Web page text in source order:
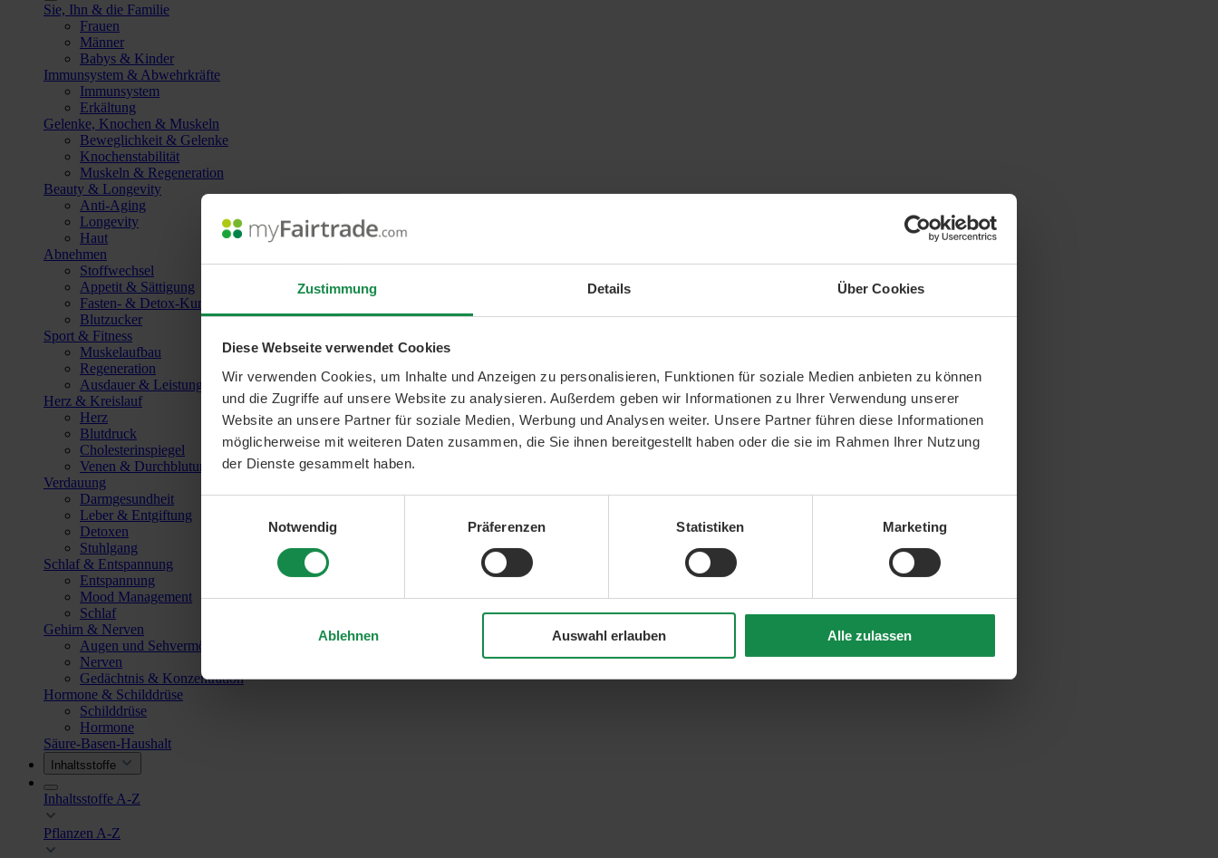
Zustimmung Details Über Cookies
Diese Webseite verwendet Cookies
Wir verwenden Cookies, um Inhalte und Anzeigen zu personalisieren, Funktionen für soziale Medien anbieten zu können
und die Zugriffe auf unsere Website zu analysieren. Außerdem geben wir Informationen zu Ihrer Verwendung unserer
Website an unsere Partner für soziale Medien, Werbung und Analysen weiter. Unsere Partner führen diese Informationen
möglicherweise mit weiteren Daten zusammen, die Sie ihnen bereitgestellt haben oder die sie im Rahmen Ihrer Nutzung
der Dienste gesammelt haben.
Notwendig
Präferenzen Statistiken Marketing
Ablehnen Auswahl erlauben Alle zulassen
Sie, Ihn & die Familie
Frauen
Männer
Babys & Kinder
Immunsystem & Abwehrkräfte
Immunsystem
Erkältung
Gelenke, Knochen & Muskeln
Beweglichkeit & Gelenke
Knochenstabilität
Muskeln & Regeneration
Beauty & Longevity
Anti-Aging
Longevity
Haut
Abnehmen
Stoffwechsel
Appetit & Sättigung
Fasten- & Detox-Kuren
Blutzucker
Sport & Fitness
Muskelaufbau
Regeneration
Ausdauer & Leistungssteigerung
Herz & Kreislauf
Herz
Blutdruck
Cholesterinspiegel
Venen & Durchblutung
Verdauung
Darmgesundheit
Leber & Entgiftung
Detoxen
Stuhlgang
Schlaf & Entspannung
Entspannung
Mood Management
Schlaf
Gehirn & Nerven
Augen und Sehvermögen
Nerven
Gedächtnis & Konzentration
Hormone & Schilddrüse
Schilddrüse
Hormone
Säure-Basen-Haushalt
Inhaltsstoffe
Inhaltsstoffe A-Z
Pflanzen A-Z